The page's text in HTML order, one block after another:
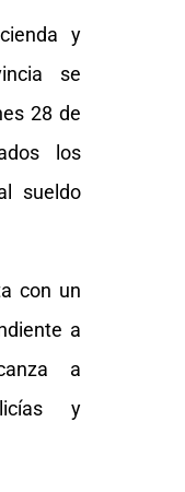
y
se
28 de
los
sueldo
con un
a
a
y